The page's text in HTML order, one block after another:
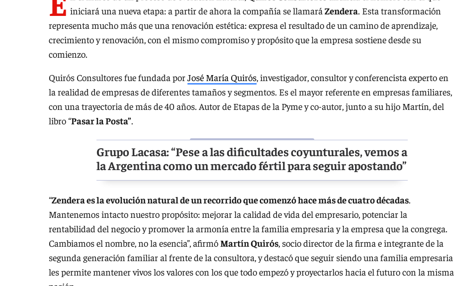
iniciará una nueva etapa: a partir de ahora la compañía se llamará Zendera. Esta transformación
representa mucho más que una renovación estética: expresa el resultado de un camino de aprendizaje,
crecimiento y renovación, con el mismo compromiso y propósito que la empresa sostiene desde su
comienzo.
Quirós Consultores fue fundada porJosé María Quirós, investigador, consultor y conferencista experto en
la realidad de empresas de diferentes tamaños y segmentos. Es el mayor referente en empresas familiares,
con una trayectoria de más de 40 años. Autor de Etapas de la Pyme y co-autor, junto a su hijo Martín, del
libro “Pasar la Posta”.
Grupo Lacasa: “Pese a las dificultades coyunturales, vemos a
la Argentina como un mercado fértil para seguir apostando”
“Zendera es la evolución natural de un recorrido que comenzó hace más de cuatro décadas.
Mantenemos intacto nuestro propósito: mejorar la calidad de vida del empresario, potenciar la
rentabilidad del negocio y promover la armonía entre la familia empresaria y la empresa que la congrega.
Cambiamos el nombre, no la esencia”, afirmóMartín Quirós, socio director de la firma e integrante de la
segunda generación familiar al frente de la consultora, y destacó que seguir siendo una familia empresaria
les permite mantener vivos los valores con los que todo empezó y proyectarlos hacia el futuro con la misma